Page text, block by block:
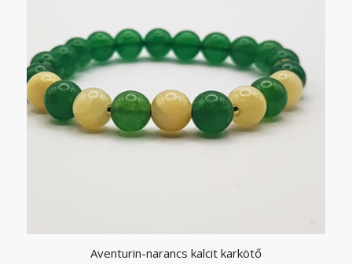
Aventurin-narancs kalcit karkötő